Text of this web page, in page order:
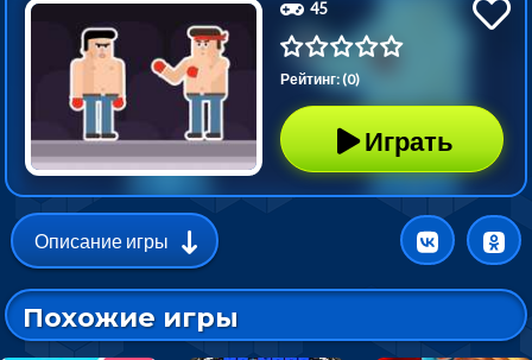
45
Рейтинг: (0)
Играть
Описание игры
Похожие игры